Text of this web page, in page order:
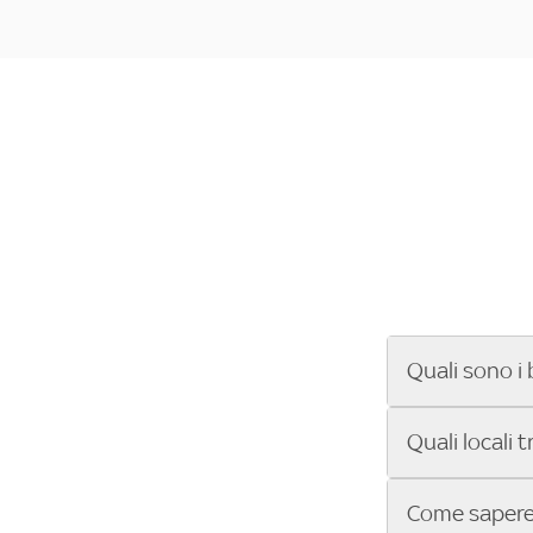
Quali sono i
Se cerchi un
ENILIVE, la
Sky Bar ti
Quali locali
Vuoi sapere
Come